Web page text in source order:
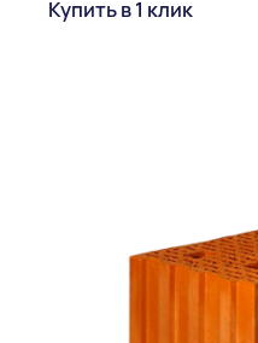
Купить в 1 клик